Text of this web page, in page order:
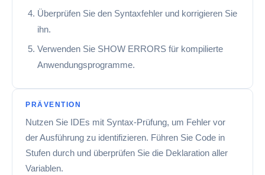
Überprüfen Sie den Syntaxfehler und korrigieren Sie
ihn.
Verwenden Sie SHOW ERRORS für kompilierte
Anwendungsprogramme.
PRÄVENTION
Nutzen Sie IDEs mit Syntax-Prüfung, um Fehler vor
der Ausführung zu identifizieren. Führen Sie Code in
Stufen durch und überprüfen Sie die Deklaration aller
Variablen.